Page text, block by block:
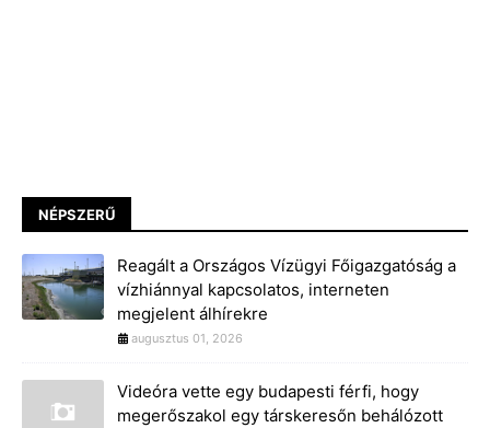
NÉPSZERŰ
Reagált a Országos Vízügyi Főigazgatóság a
vízhiánnyal kapcsolatos, interneten
megjelent álhírekre
augusztus 01, 2026
Videóra vette egy budapesti férfi, hogy
megerőszakol egy társkeresőn behálózott